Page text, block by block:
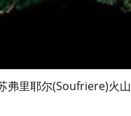
弗里耶尔(Soufriere)火山